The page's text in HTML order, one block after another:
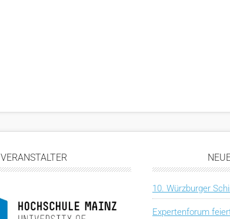
VERANSTALTER
10. Würzburger
Expertenforum